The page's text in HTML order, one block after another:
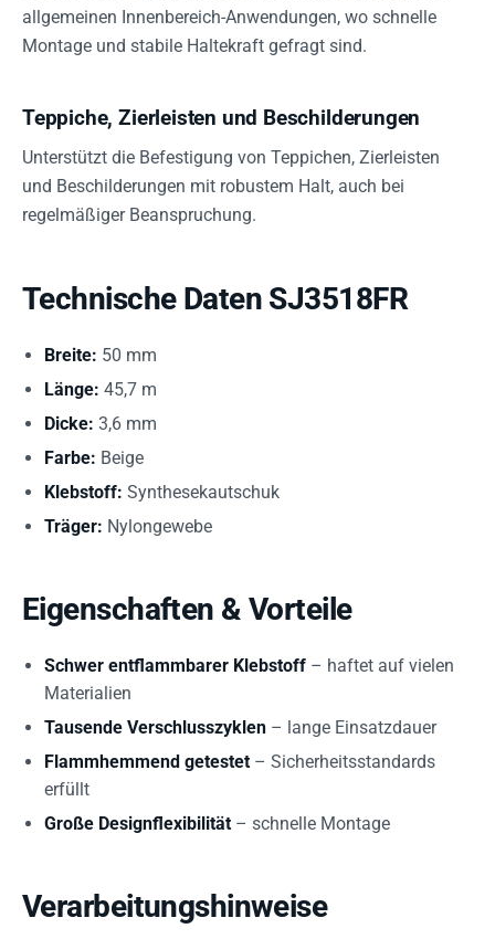
allgemeinen Innenbereich-Anwendungen, wo schnelle
Montage und stabile Haltekraft gefragt sind.
Teppiche, Zierleisten und Beschilderungen
Unterstützt die Befestigung von Teppichen, Zierleisten
und Beschilderungen mit robustem Halt, auch bei
regelmäßiger Beanspruchung.
Technische Daten SJ3518FR
Breite: 50 mm
Länge: 45,7 m
Dicke: 3,6 mm
Farbe: Beige
Klebstoff: Synthesekautschuk
Träger: Nylongewebe
Eigenschaften & Vorteile
Schwer entflammbarer Klebstoff – haftet auf vielen
Materialien
Tausende Verschlusszyklen – lange Einsatzdauer
Flammhemmend getestet – Sicherheitsstandards
erfüllt
Große Designflexibilität – schnelle Montage
Verarbeitungshinweise